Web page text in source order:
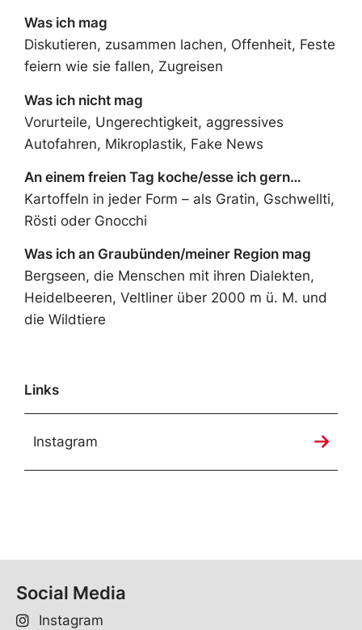
Was ich mag
Diskutieren, zusammen lachen, Offenheit, Feste
feiern wie sie fallen, Zugreisen
Was ich nicht mag
Vorurteile, Ungerechtigkeit, aggressives
Autofahren, Mikroplastik, Fake News
An einem freien Tag koche/esse ich gern…
Kartoffeln in jeder Form – als Gratin, Gschwellti,
Rösti oder Gnocchi
Was ich an Graubünden/meiner Region mag
Bergseen, die Menschen mit ihren Dialekten,
Heidelbeeren, Veltliner über 2000 m ü. M. und
die Wildtiere
Links
Instagram
Social Media
Instagram